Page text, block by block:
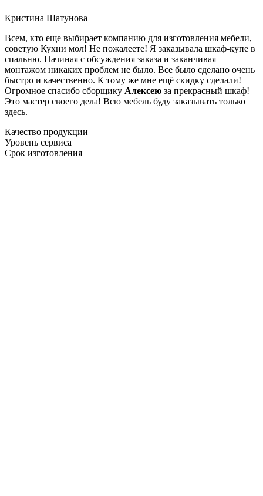
Кристина Шатунова
Всем, кто еще выбирает компанию для изготовления мебели,
советую Кухни мол! Не пожалеете! Я заказывала шкаф-купе в
спальню. Начиная с обсуждения заказа и заканчивая
монтажом никаких проблем не было. Все было сделано очень
быстро и качественно. К тому же мне ещё скидку сделали!
Огромное спасибо сборщику Алексею за прекрасный шкаф!
Это мастер своего дела! Всю мебель буду заказывать только
здесь.
Качество продукции
Уровень сервиса
Срок изготовления